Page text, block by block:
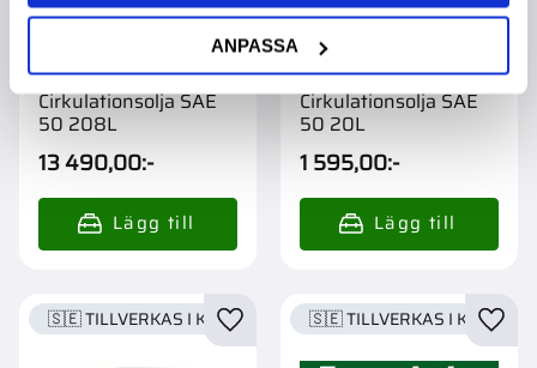
ANPASSA
Elite Olja
Cirkulationsolja SAE
50 208L
13 490,00:-
Elite Olja
Cirkulationsolja SAE
50 20L
1 595,00:-
🇸🇪 TILLVERKAS I KARLSTADLägg till i favoriter
🇸🇪 TILLVERKAS I